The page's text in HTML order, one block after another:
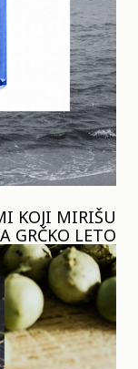
KOJI MIRIŠU
GRČKO LETO